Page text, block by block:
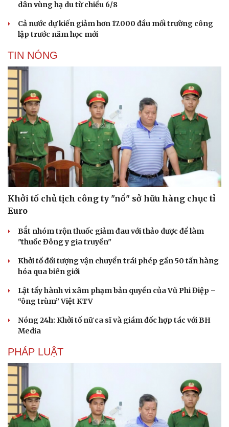
Văn hóa
Sân khấu - Điện ảnh
Văn học
Âm nhạc
Di sản
Sao Việt
dân vùng hạ du từ chiều 6/8
Cả nước dự kiến giảm hơn 17.000 đầu mối trường công
lập trước năm học mới
TIN NÓNG
Khởi tố chủ tịch công ty "nổ" sở hữu hàng chục tỉ
Euro
Bắt nhóm trộn thuốc giảm đau với thảo dược để làm
"thuốc Đông y gia truyền"
Khởi tố đối tượng vận chuyển trái phép gần 50 tấn hàng
hóa qua biên giới
Lật tẩy hành vi xâm phạm bản quyền của Vũ Phi Điệp –
“ông trùm” Việt KTV
Nóng 24h: Khởi tố nữ ca sĩ và giám đốc hợp tác với BH
Media
PHÁP LUẬT